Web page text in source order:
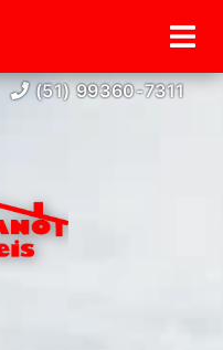
(51) 99360-7311